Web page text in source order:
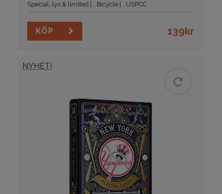
Special, lyx & limited Bicycle USPCC
KÖP 139kr
NYHET!